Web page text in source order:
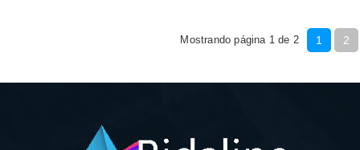
2
1
Mostrando página 1 de 2